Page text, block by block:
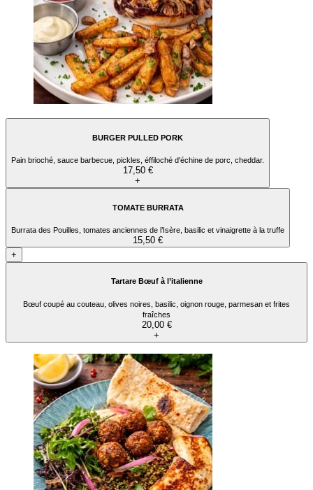
BURGER PULLED PORK
Pain brioché, sauce barbecue, pickles, éffiloché d'échine de porc, cheddar.
17,50 €
+
TOMATE BURRATA
Burrata des Pouilles, tomates anciennes de l’Isère, basilic et vinaigrette à la truffe
15,50 €
+
Tartare Bœuf à l’italienne
Bœuf coupé au couteau, olives noires, basilic, oignon rouge, parmesan et frites
fraîches
20,00 €
+